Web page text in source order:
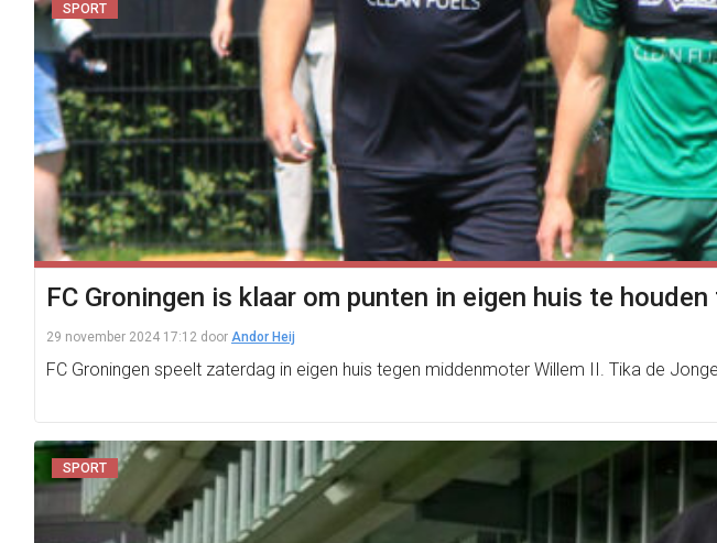
SPORT
FC Groningen is klaar om punten in eigen huis te
29 november 2024 17:12 door Andor Heij
FC Groningen speelt zaterdag in eigen huis tegen middenmoter Willem II. Tika de
SPORT